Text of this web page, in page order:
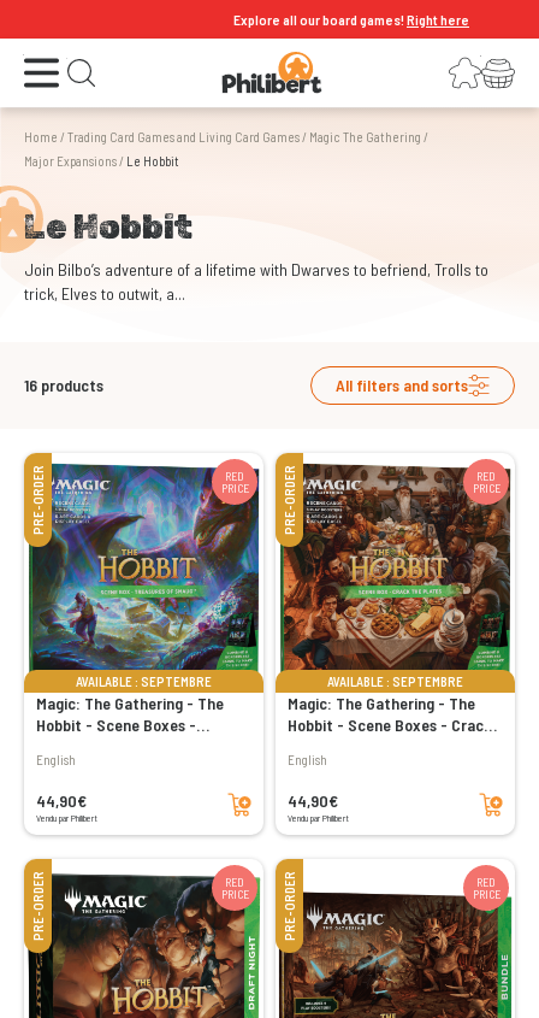
Explore all our board games!Right here
Open the menu Open search LoginYour shopping cart
Home / Trading Card Games and Living Card Games/ Magic The Gathering /
Major Expansions/ Le Hobbit
Le Hobbit
Join Bilbo’s adventure of a lifetime with Dwarves to befriend, Trolls to
trick, Elves to outwit, a...
16 products All filters and sorts
PRE-ORDER
RED
PRICE
AVAILABLE : SEPTEMBRE
Magic: The Gathering - The
Hobbit - Scene Boxes -
English
44,90€
Vendu par Philibert
Add to cart
PRE-ORDER
RED
PRICE
AVAILABLE : SEPTEMBRE
Magic: The Gathering - The
Hobbit - Scene Boxes - Crack
English
44,90€
Vendu par Philibert
Add to cart
PRE-ORDER
RED
PRICE
PRE-ORDER
RED
PRICE